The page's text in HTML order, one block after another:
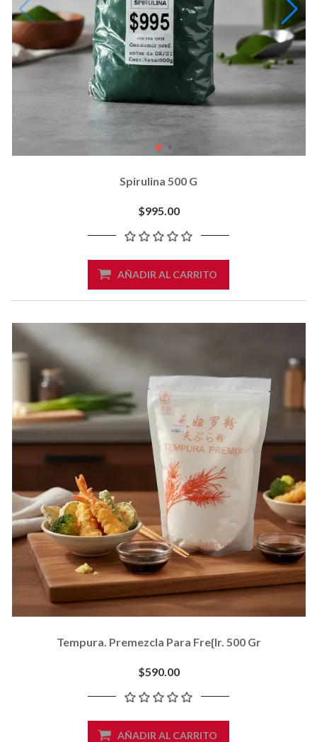
Spirulina 500 G
$995.00
AÑADIR AL CARRITO
Tempura. Premezcla Para Fre{ir. 500 Gr
$590.00
AÑADIR AL CARRITO